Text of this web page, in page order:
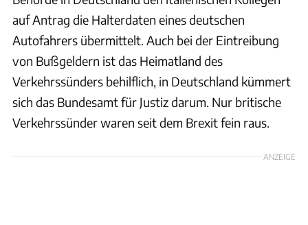
auf Antrag die Halterdaten eines deutschen
Autofahrers übermittelt. Auch bei der Eintreibung
von Bußgeldern ist das Heimatland des
Verkehrssünders behilflich, in Deutschland kümmert
sich das Bundesamt für Justiz darum. Nur britische
Verkehrssünder waren seit dem Brexit fein raus.
ANZEIGE